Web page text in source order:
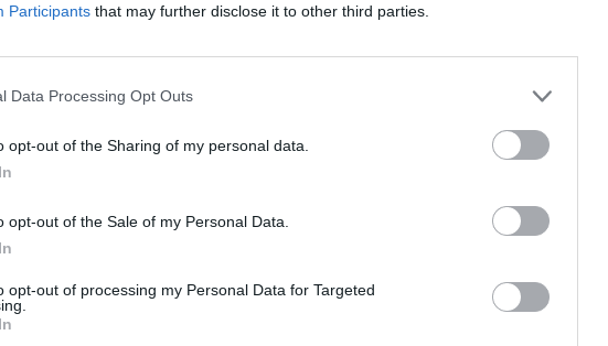
Participants that may further disclose it to other third parties.
Data Processing Opt Outs
opt-out of the Sharing of my personal data.
opt-out of the Sale of my Personal Data.
opt-out of processing my Personal Data for Targeted
но ништо од тоа. Раководството на Партизан ги
тимот да го води Ненад Стојаковиќ до јуни
го водеше Телеоптик, а претходно работеше
прашања на ФК Партизан Предраг